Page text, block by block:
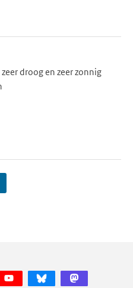
droog en zeer zonnig